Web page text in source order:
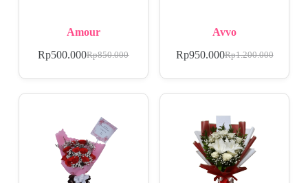
Amour
Rp850.000
Rp500.000
Avvo
Rp1.200.000
Rp950.000